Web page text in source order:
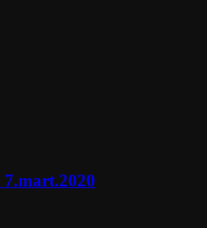
7.mart.2020